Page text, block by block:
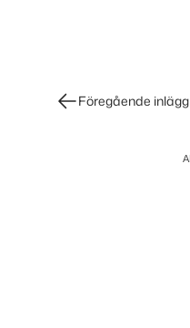
InläggsnavigeringFöregående inlägg